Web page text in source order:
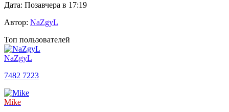
Дата: Позавчера в 17:19
Автор: NaZgyL
Топ пользователей
NaZgyL
7482 7223
Mike